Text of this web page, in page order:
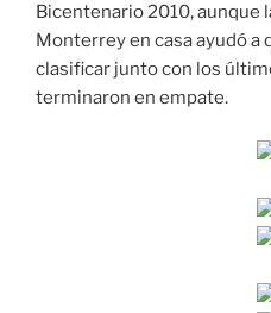
Bicentenario 2010, aunque
Monterrey en casa ayudó a
clasificar junto con los
terminaron en empate.